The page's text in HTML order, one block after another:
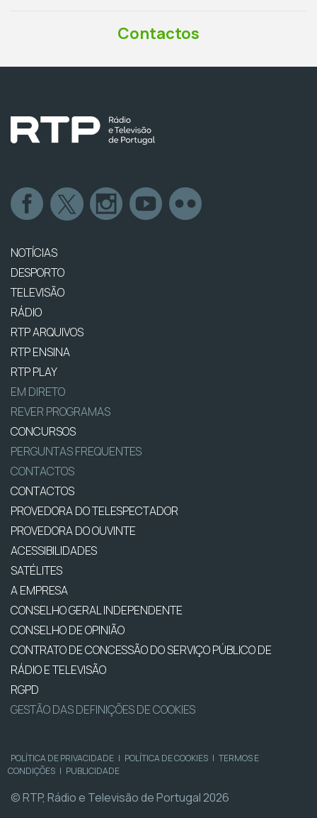
Contactos
NOTÍCIAS
DESPORTO
TELEVISÃO
RÁDIO
RTP ARQUIVOS
RTP ENSINA
RTP PLAY
EM DIRETO
REVER PROGRAMAS
CONCURSOS
PERGUNTAS FREQUENTES
CONTACTOS
CONTACTOS
PROVEDORA DO TELESPECTADOR
PROVEDORA DO OUVINTE
ACESSIBILIDADES
SATÉLITES
A EMPRESA
CONSELHO GERAL INDEPENDENTE
CONSELHO DE OPINIÃO
CONTRATO DE CONCESSÃO DO SERVIÇO PÚBLICO DE
RÁDIO E TELEVISÃO
RGPD
GESTÃO DAS DEFINIÇÕES DE COOKIES
POLÍTICA DE PRIVACIDADE | POLÍTICA DE COOKIES | TERMOS E
CONDIÇÕES | PUBLICIDADE
© RTP, Rádio e Televisão de Portugal 2026